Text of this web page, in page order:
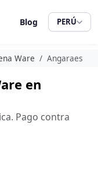
Blog PERÚ
Ware Angaraes
en
Pago contra